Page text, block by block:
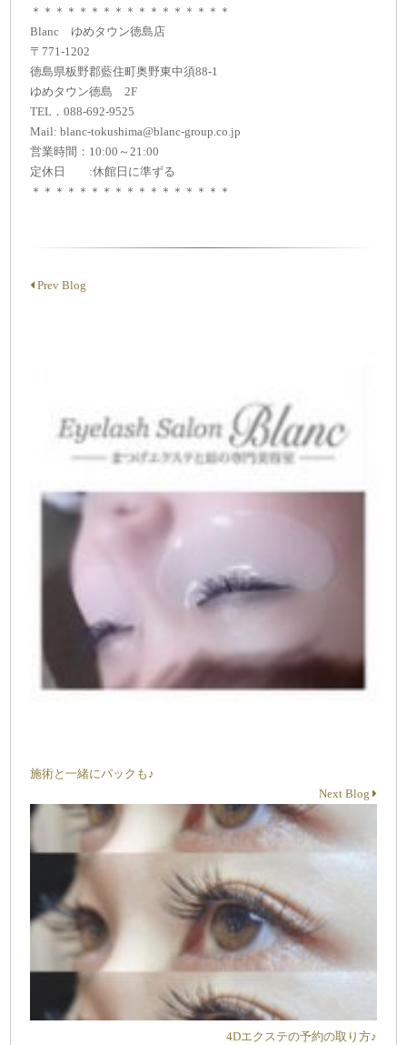
＊＊＊＊＊＊＊＊＊＊＊＊＊＊＊＊＊
Blanc ゆめタウン徳島店
〒771-1202
徳島県板野郡藍住町奥野東中須88-1
ゆめタウン徳島 2F
TEL．088-692-9525
Mail: blanc-tokushima@blanc-group.co.jp
営業時間：10:00～21:00
定休日 :休館日に準ずる
＊＊＊＊＊＊＊＊＊＊＊＊＊＊＊＊＊
Prev Blog
施術と一緒にパックも♪
Next Blog
4Dエクステの予約の取り方♪